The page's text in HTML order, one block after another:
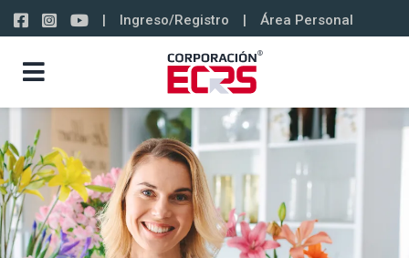
| Ingreso/Registro | Área Personal